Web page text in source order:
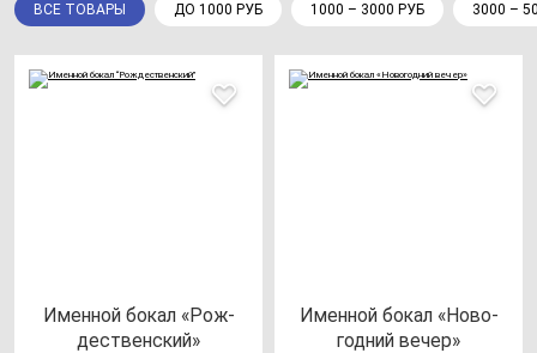
ВСЕ ТОВАРЫ ДО 1000 РУБ 1000 – 3000 РУБ 3000 –
Имен­ной бо­кал «Рож­
дес­твен­ский»
Имен­ной бо­кал «Ново­
год­ний ве­чер»